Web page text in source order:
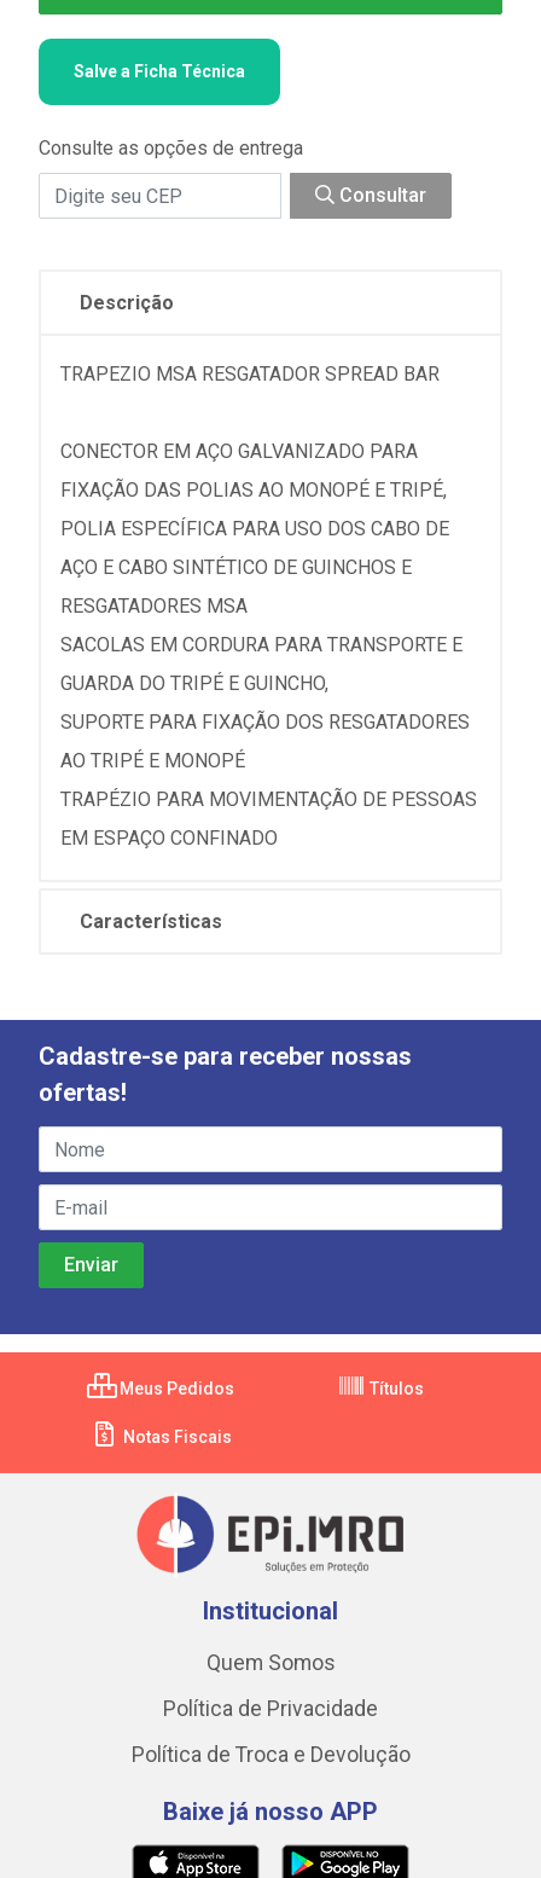
Salve a Ficha Técnica
Consulte as opções de entrega
Consultar
Descrição
TRAPEZIO MSA RESGATADOR SPREAD BAR
CONECTOR EM AÇO GALVANIZADO PARA
FIXAÇÃO DAS POLIAS AO MONOPÉ E TRIPÉ,
POLIA ESPECÍFICA PARA USO DOS CABO DE
AÇO E CABO SINTÉTICO DE GUINCHOS E
RESGATADORES MSA
SACOLAS EM CORDURA PARA TRANSPORTE E
GUARDA DO TRIPÉ E GUINCHO,
SUPORTE PARA FIXAÇÃO DOS RESGATADORES
AO TRIPÉ E MONOPÉ
TRAPÉZIO PARA MOVIMENTAÇÃO DE PESSOAS
EM ESPAÇO CONFINADO
Características
Cadastre-se para receber nossas
ofertas!
Meus Pedidos Títulos
Notas Fiscais
Institucional
Quem Somos
Política de Privacidade
Política de Troca e Devolução
Baixe já nosso APP